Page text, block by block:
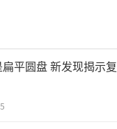
平圆盘 新发现揭示复